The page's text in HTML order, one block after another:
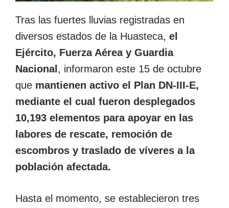
Tras las fuertes lluvias registradas en
diversos estados de la Huasteca, el
Ejército, Fuerza Aérea y Guardia
Nacional , informaron este 15 de octubre
que mantienen activo el Plan DN-III-E,
mediante el cual fueron desplegados
10,193 elementos para apoyar en las
labores de rescate, remoción de
escombros y traslado de víveres a la
población afectada.
Hasta el momento, se establecieron tres